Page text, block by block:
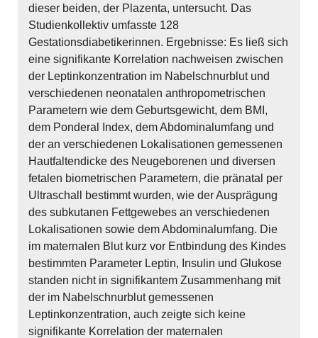
dieser beiden, der Plazenta, untersucht. Das
Studienkollektiv umfasste 128
Gestationsdiabetikerinnen. Ergebnisse: Es ließ sich
eine signifikante Korrelation nachweisen zwischen
der Leptinkonzentration im Nabelschnurblut und
verschiedenen neonatalen anthropometrischen
Parametern wie dem Geburtsgewicht, dem BMI,
dem Ponderal Index, dem Abdominalumfang und
der an verschiedenen Lokalisationen gemessenen
Hautfaltendicke des Neugeborenen und diversen
fetalen biometrischen Parametern, die pränatal per
Ultraschall bestimmt wurden, wie der Ausprägung
des subkutanen Fettgewebes an verschiedenen
Lokalisationen sowie dem Abdominalumfang. Die
im maternalen Blut kurz vor Entbindung des Kindes
bestimmten Parameter Leptin, Insulin und Glukose
standen nicht in signifikantem Zusammenhang mit
der im Nabelschnurblut gemessenen
Leptinkonzentration, auch zeigte sich keine
signifikante Korrelation der maternalen